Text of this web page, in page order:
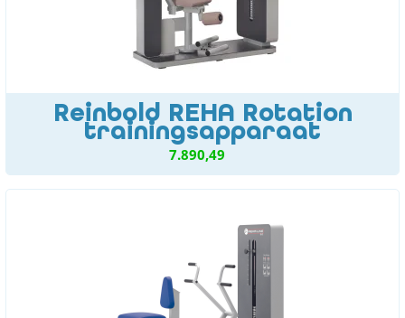
Reinbold REHA Rotation
trainingsapparaat
7.890,49